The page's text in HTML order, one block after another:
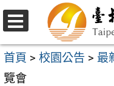
跳
至
主
要
選
單
首頁 > 校園公告 > 最
覽會